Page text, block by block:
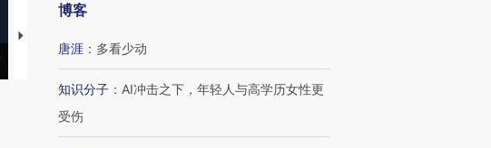
【推广】走进第四届链博
会，让数智科技“链”接产
有意思的生活方式·第三对
住三大增长引擎是什么？
博客
唐涯 ： 多看少动
知识分子 ： AI冲击之下，年轻人与高学历女性更
受伤